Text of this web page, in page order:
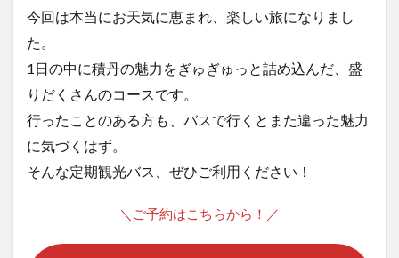
今回は本当にお天気に恵まれ、楽しい旅になりまし
た。
1日の中に積丹の魅力をぎゅぎゅっと詰め込んだ、盛
りだくさんのコースです。
行ったことのある方も、バスで行くとまた違った魅力
に気づくはず。
そんな定期観光バス、ぜひご利用ください！
＼ご予約はこちらから！／